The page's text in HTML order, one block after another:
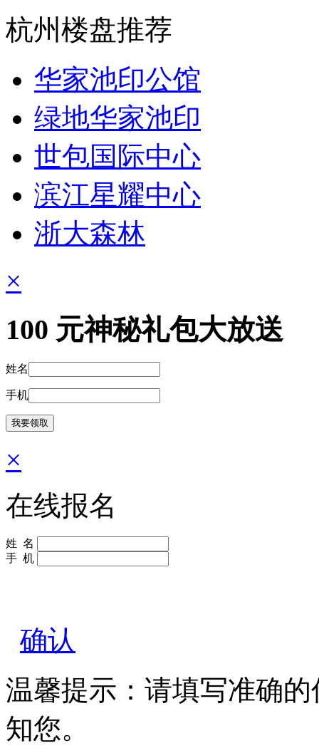
杭州楼盘推荐
华家池印公馆
绿地华家池印
世包国际中心
滨江星耀中心
浙大森林
×
100 元神秘礼包大放送
姓名
手机
×
在线报名
姓 名
手 机
确认
温馨提示：请填写准确
知您。